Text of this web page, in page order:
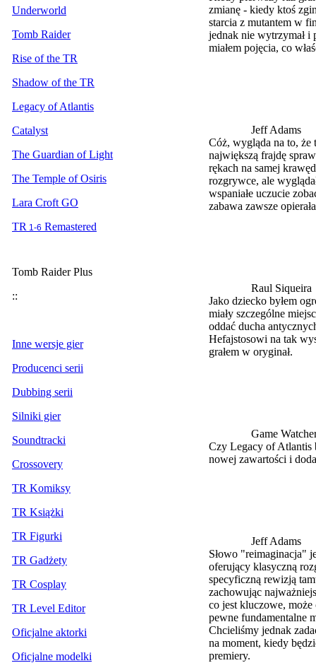
Underworld
Tomb Raider
Rise of the TR
Shadow of the TR
Legacy of Atlantis
Catalyst
The Guardian of Light
The Temple of Osiris
Lara Croft GO
TR 1-6 Remastered
Tomb Raider Plus
::
Inne wersje gier
Producenci serii
Dubbing serii
Silniki gier
Soundtracki
Crossovery
TR Komiksy
TR Książki
TR Figurki
TR Gadżety
TR Cosplay
TR Level Editor
Oficjalne aktorki
Oficjalne modelki
zmianę - kiedy ktoś
starcia z mutantem w
jednak nie wytrzymał i
miałem pojęcia, co
Jeff Adams
Cóż, wygląda na to, że
największą frajdę
rękach na samej
rozgrywce, ale
wspaniałe uczucie
zabawa zawsze
Raul Siqueira
Jako dziecko byłem
miały szczególne
oddać ducha
Hefajstosowi na tak
grałem w oryginał.
Game
Czy Legacy of Atlantis
nowej zawartości i
Jeff Adams
Słowo "reimaginacja"
oferujący klasyczną
specyficzną rewizją
zachowując
co jest kluczowe, może
pewne fundamentalne
Chcieliśmy jednak
na moment, kiedy
premiery.